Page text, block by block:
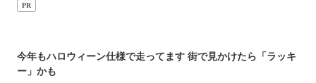
PR
今年もハロウィーン仕様で走ってます 街で見かけたら「ラッキ
ー」かも